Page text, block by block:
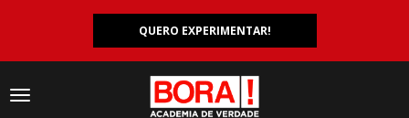
QUERO EXPERIMENTAR!
Navegação